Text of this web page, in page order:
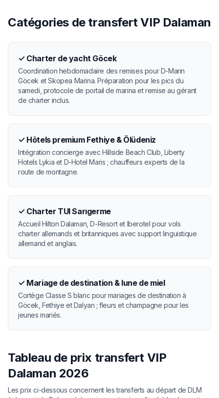
Catégories de transfert VIP Dalaman
✓ Charter de yacht Göcek
Coordination hebdomadaire des remises pour D-Marin
Göcek et Skopea Marina. Préparation pour les pics du
samedi, protocole de portail de marina et remise au gérant
de charter inclus.
✓ Hôtels premium Fethiye & Ölüdeniz
Intégration concierge avec Hillside Beach Club, Liberty
Hotels Lykia et D-Hotel Maris ; chauffeurs experts de la
route de montagne.
✓ Charter TUI Sarıgerme
Accueil Hilton Dalaman, D-Resort et Iberotel pour vols
charter allemands et britanniques avec support linguistique
allemand et anglais.
✓ Mariage de destination & lune de miel
Cortège Classe S blanc pour mariages de destination à
Göcek, Fethiye et Dalyan ; fleurs et champagne pour les
jeunes mariés.
Tableau de prix transfert VIP
Dalaman 2026
Les prix ci-dessous concernent les transferts au départ de DLM